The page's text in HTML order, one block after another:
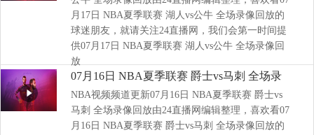
月17日 NBA夏季联赛 湖人vs公牛 全场录像回放的
球迷朋友，就请关注24直播网，我们会第一时间提
供07月17日 NBA夏季联赛 湖人vs公牛 全场录像回
放
07月16日 NBA夏季联赛 爵士vs马刺 全场录
像回放
NBA视频频道更新07月16日 NBA夏季联赛 爵士vs
马刺 全场录像回放由24直播网编辑整理，喜欢看07
月16日 NBA夏季联赛 爵士vs马刺 全场录像回放的